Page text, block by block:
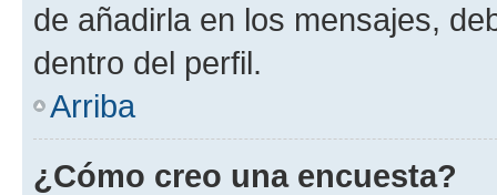
de añadirla en los mensajes,
dentro del perfil.
Arriba
¿Cómo creo una encuesta?